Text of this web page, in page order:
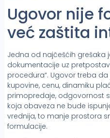
Ugovor nije
već zaštita
Jedna od najčešćih grešaka
dokumentacije uz
procedura“. Ugovor treba
kupovine, cenu, dinamiku
primopredaje, odgovornost
koja obaveza ne bude
vrednija, to manje prostora
formulacije.